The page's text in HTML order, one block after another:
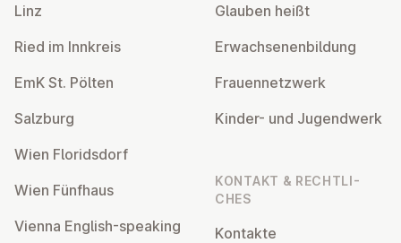
Linz
Ried im Innkreis
EmK St. Pölten
Salzburg
Wien Flo­rids­dorf
Wien Fünfhaus
Vienna English-speaking
Glauben heißt
Er­wach­se­nen­bil­dung
Frau­en­netz­werk
Kinder- und Ju­gend­werk
KONTAKT & RECHT­LI­
CHES
Kontakte